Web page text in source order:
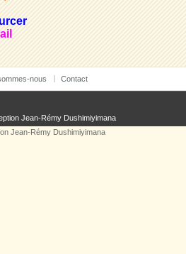
nous Contact
Jean-Rémy Dushimiyimana
Jean-Rémy Dushimiyimana